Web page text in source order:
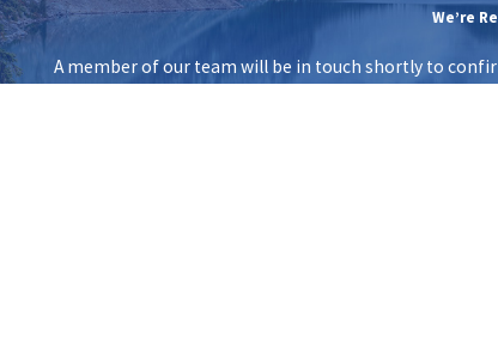
We’re
A member of our team will be in touch shortly to